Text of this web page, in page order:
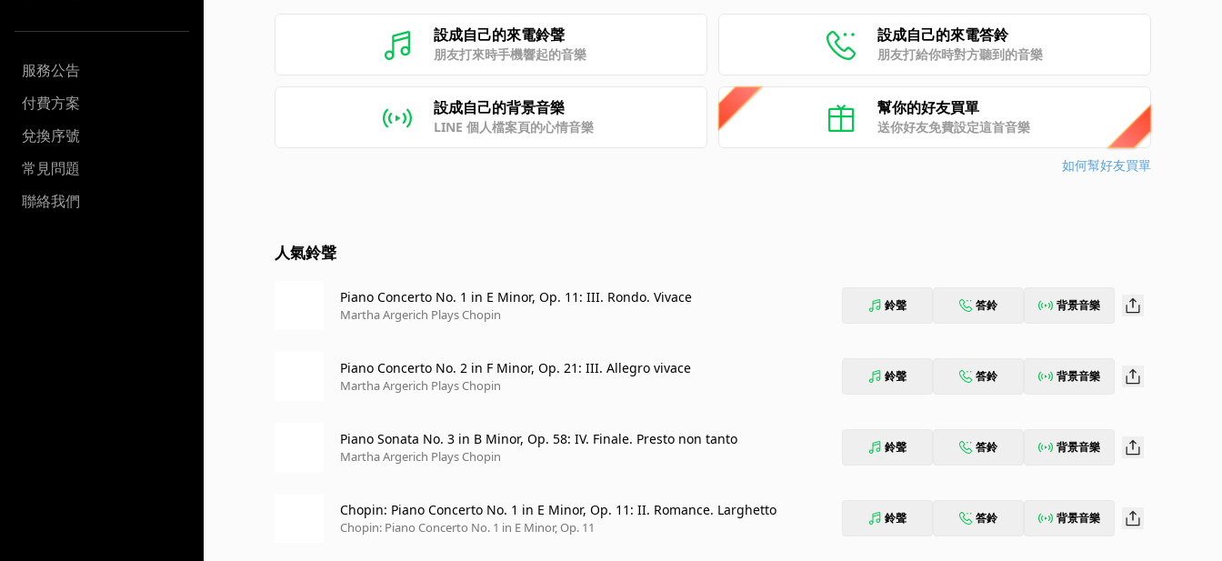
服務公告
付費方案
兌換序號
常見問題
聯絡我們
設成自己的來電鈴聲
朋友打來時手機響起的音樂
設成自己的來電答鈴
朋友打給你時對方聽到的音樂
設成自己的背景音樂
LINE 個人檔案頁的心情音樂
幫你的好友買單
送你好友免費設定這首音樂
如何幫好友買單
人氣鈴聲
Piano Concerto No. 1 in E Minor, Op. 11: III. Rondo. Vivace
Martha Argerich Plays Chopin
鈴聲 答鈴 背景音樂
Piano Concerto No. 2 in F Minor, Op. 21: III. Allegro vivace
Martha Argerich Plays Chopin
鈴聲 答鈴 背景音樂
Piano Sonata No. 3 in B Minor, Op. 58: IV. Finale. Presto non tanto
Martha Argerich Plays Chopin
鈴聲 答鈴 背景音樂
Chopin: Piano Concerto No. 1 in E Minor, Op. 11: II. Romance. Larghetto
Chopin: Piano Concerto No. 1 in E Minor, Op. 11
鈴聲 答鈴 背景音樂